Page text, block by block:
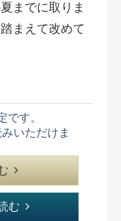
までに取りま
まえて改めて
です。
いただけま
む